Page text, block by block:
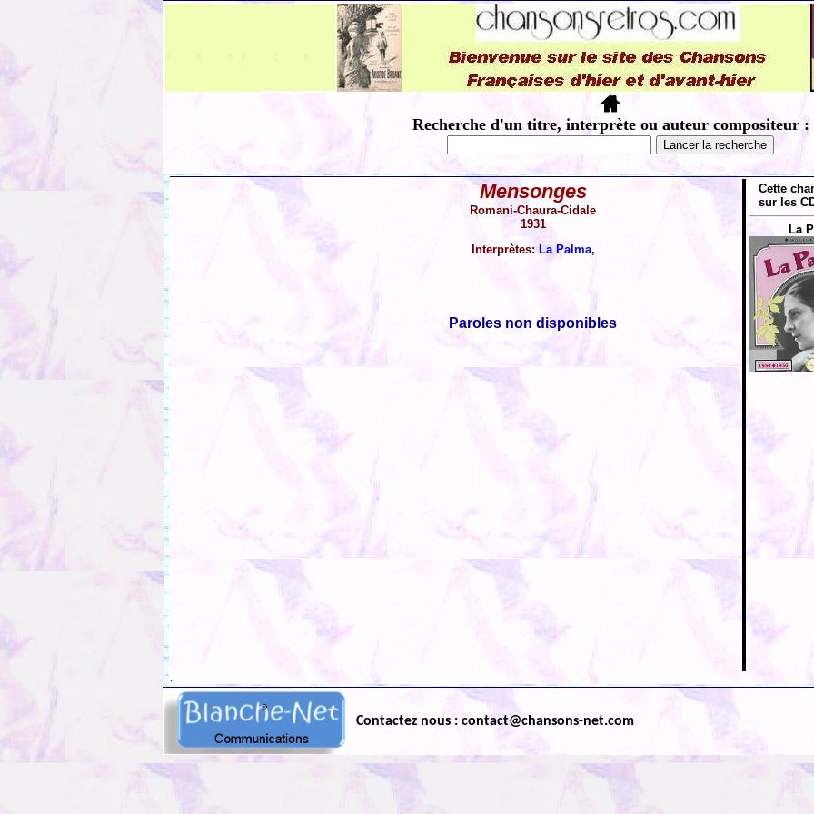
Recherche d'un titre, interprète ou auteur compositeur :
Mensonges
Romani-Chaura-Cidale
1931
Interprètes: La Palma,
Paroles non disponibles
Cette
sur les
La
Contactez nous : contact@chansons-net.com